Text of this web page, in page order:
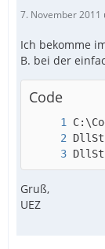
7. November 2011
Ich bekomme
B. bei der
Code
Gruß,
UEZ